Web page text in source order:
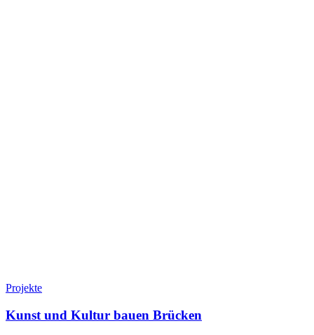
Projekte
Kunst und Kultur bauen Brücken